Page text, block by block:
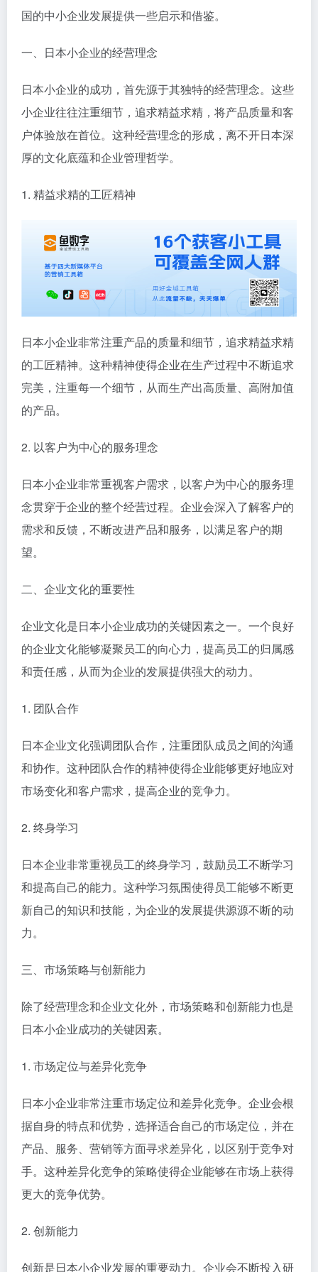
国的中小企业发展提供一些启示和借鉴。
一、日本小企业的经营理念
日本小企业的成功，首先源于其独特的经营理念。这些
小企业往往注重细节，追求精益求精，将产品质量和客
户体验放在首位。这种经营理念的形成，离不开日本深
厚的文化底蕴和企业管理哲学。
1. 精益求精的工匠精神
日本小企业非常注重产品的质量和细节，追求精益求精
的工匠精神。这种精神使得企业在生产过程中不断追求
完美，注重每一个细节，从而生产出高质量、高附加值
的产品。
2. 以客户为中心的服务理念
日本小企业非常重视客户需求，以客户为中心的服务理
念贯穿于企业的整个经营过程。企业会深入了解客户的
需求和反馈，不断改进产品和服务，以满足客户的期
望。
二、企业文化的重要性
企业文化是日本小企业成功的关键因素之一。一个良好
的企业文化能够凝聚员工的向心力，提高员工的归属感
和责任感，从而为企业的发展提供强大的动力。
1. 团队合作
日本企业文化强调团队合作，注重团队成员之间的沟通
和协作。这种团队合作的精神使得企业能够更好地应对
市场变化和客户需求，提高企业的竞争力。
2. 终身学习
日本企业非常重视员工的终身学习，鼓励员工不断学习
和提高自己的能力。这种学习氛围使得员工能够不断更
新自己的知识和技能，为企业的发展提供源源不断的动
力。
三、市场策略与创新能力
除了经营理念和企业文化外，市场策略和创新能力也是
日本小企业成功的关键因素。
1. 市场定位与差异化竞争
日本小企业非常注重市场定位和差异化竞争。企业会根
据自身的特点和优势，选择适合自己的市场定位，并在
产品、服务、营销等方面寻求差异化，以区别于竞争对
手。这种差异化竞争的策略使得企业能够在市场上获得
更大的竞争优势。
2. 创新能力
创新是日本小企业发展的重要动力。企业会不断投入研